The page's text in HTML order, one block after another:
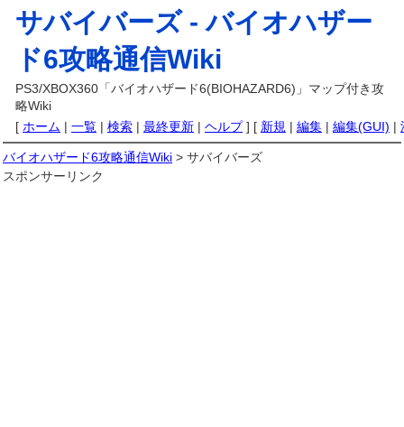
サバイバーズ -バイオハザー
ド6攻略通信Wiki
PS3/XBOX360「バイオハザード6(BIOHAZARD6)」マップ付き攻
略Wiki
[ ホーム | 一覧 | 検索 | 最終更新 | ヘルプ] [ 新規 | 編集 | 編集(GUI) |
バイオハザード6攻略通信Wiki > サバイバーズ
スポンサーリンク